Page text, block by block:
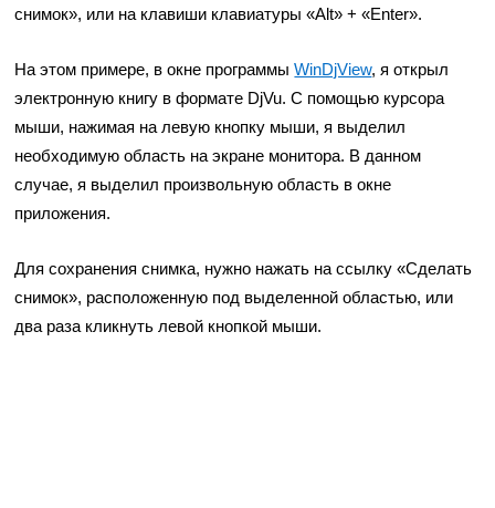
снимок», или на клавиши клавиатуры «Alt» + «Enter».
На этом примере, в окне программыWinDjView, я открыл
электронную книгу в формате DjVu. С помощью курсора
мыши, нажимая на левую кнопку мыши, я выделил
необходимую область на экране монитора. В данном
случае, я выделил произвольную область в окне
приложения.
Для сохранения снимка, нужно нажать на ссылку «Сделать
снимок», расположенную под выделенной областью, или
два раза кликнуть левой кнопкой мыши.